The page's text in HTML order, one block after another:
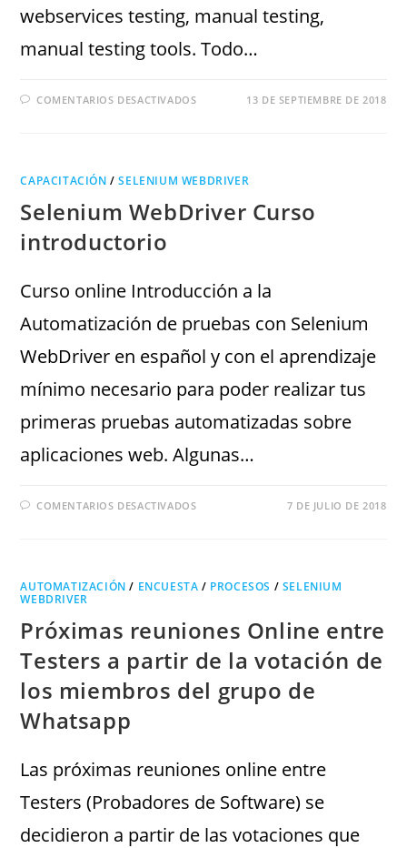
webservices testing, manual testing,
manual testing tools. Todo…
COMENTARIOS DESACTIVADOS 13 DE SEPTIEMBRE DE 2018
CAPACITACIÓN /SELENIUM WEBDRIVER
Selenium WebDriver Curso
introductorio
Curso online Introducción a la
Automatización de pruebas con Selenium
WebDriver en español y con el aprendizaje
mínimo necesario para poder realizar tus
primeras pruebas automatizadas sobre
aplicaciones web. Algunas…
COMENTARIOS DESACTIVADOS 7 DE JULIO DE 2018
AUTOMATIZACIÓN / ENCUESTA / PROCESOS / SELENIUM
WEBDRIVER
Próximas reuniones Online entre
Testers a partir de la votación de
los miembros del grupo de
Whatsapp
Las próximas reuniones online entre
Testers (Probadores de Software) se
decidieron a partir de las votaciones que